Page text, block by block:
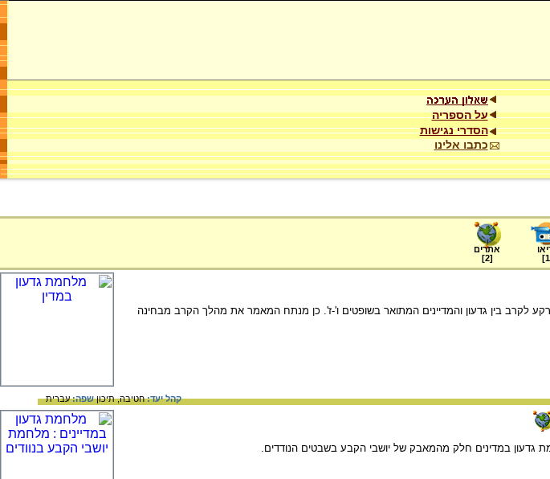
על הספריה
הסדרי נגישות
כתבו אלינו
1
]
אתרים
[
2
]
לקרב בין גדעון והמדיינים המתואר בשופטים ו'-ז'. כן מנתח המאמר את מהלך הקרב מבחינה
קהל יעד:חטיבה,תיכוןשפה:עברית
גדעון במדינים חלק מהמאבק של יושבי הקבע בשבטים הנודדים.